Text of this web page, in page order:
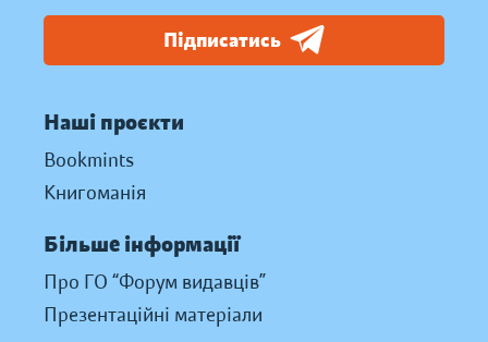
Підписатись
Наші проєкти
Bookmints
Книгоманія
Більше інформації
Про ГО “Форум видавців”
Презентаційні матеріали